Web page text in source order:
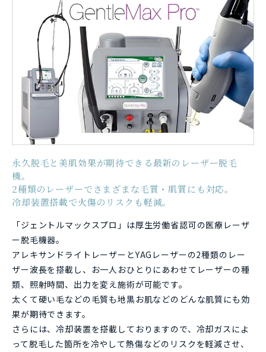
永久脱毛と美肌効果が期待できる最新のレーザー脱毛
機。
2種類のレーザーでさまざまな毛質・肌質にも対応。
冷却装置搭載で火傷のリスクも軽減。
「ジェントルマックスプロ」は厚生労働省認可の医療レーザ
ー脱毛機器。
アレキサンドライトレーザーとYAGレーザーの2種類のレー
ザー波長を搭載し、お一人おひとりにあわせてレーザーの種
類、照射時間、出力を変え施術が可能です。
太くて硬い毛などの毛質も地黒お肌などのどんな肌質にも効
果が期待できます。
さらには、冷却装置を搭載しておりますので、冷却ガスによ
って脱毛した箇所を冷やして熱傷などのリスクを軽減させ、